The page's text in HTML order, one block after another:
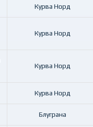
Курва Норд
Курва Норд
Курва Норд
Курва Норд
Блуграна